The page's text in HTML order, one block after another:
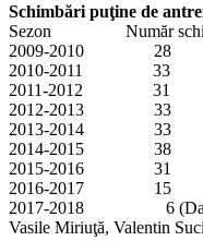
Schimbări puţine de
Sezon Număr
2009-2010 28
2010-2011 33
2011-2012 31
2012-2013 33
2013-2014 33
2014-2015 38
2015-2016 31
2016-2017 15
2017-2018 6 (Dan
Vasile Miriuţă, Valentin